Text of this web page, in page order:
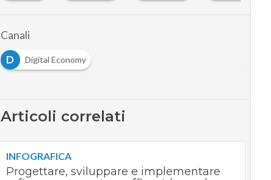
Canali
D
Digital Economy
Articoli correlati
INFOGRAFICA
Progettare, sviluppare e implementare